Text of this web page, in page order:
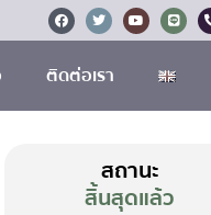
ติดต่อเรา
สถานะ
สิ้นสุดแล้ว